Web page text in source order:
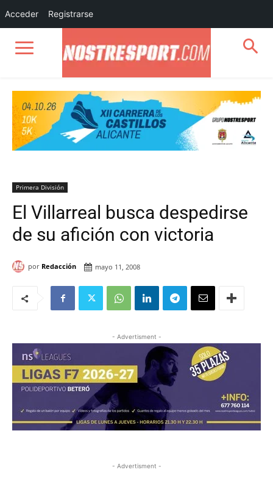
Primera División
El Villarreal busca despedirse
de su afición con victoria
por Redacción mayo 11, 2008
- Advertisment -
- Advertisment -
Acceder Registrarse